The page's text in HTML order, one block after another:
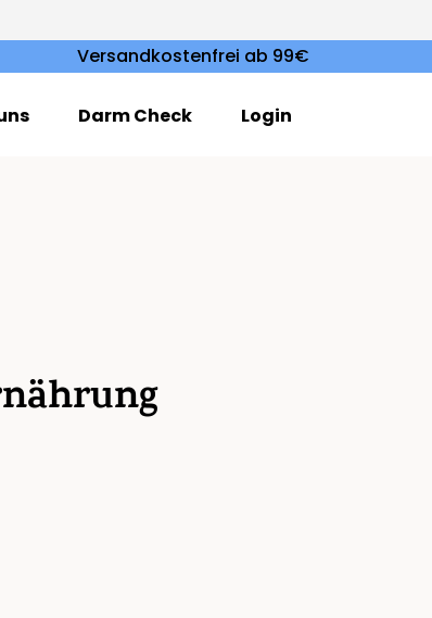
Versandkostenfrei ab 99€
Darm Check Login